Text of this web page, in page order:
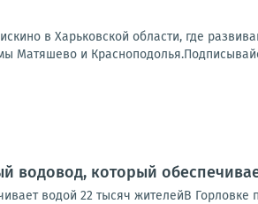
в Харьковской области, где
Матяшево и
водовод, который
водой 22 тысяч жителейВ Горловке